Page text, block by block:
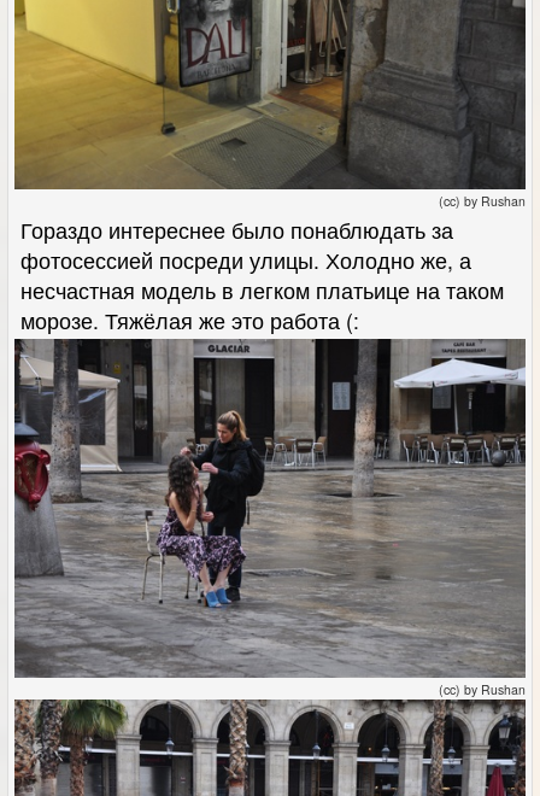
(cc) by Rushan
Гораздо интереснее было понаблюдать за
фотосессией посреди улицы. Холодно же, а
несчастная модель в легком платьице на таком
морозе. Тяжёлая же это работа (:
(cc) by Rushan